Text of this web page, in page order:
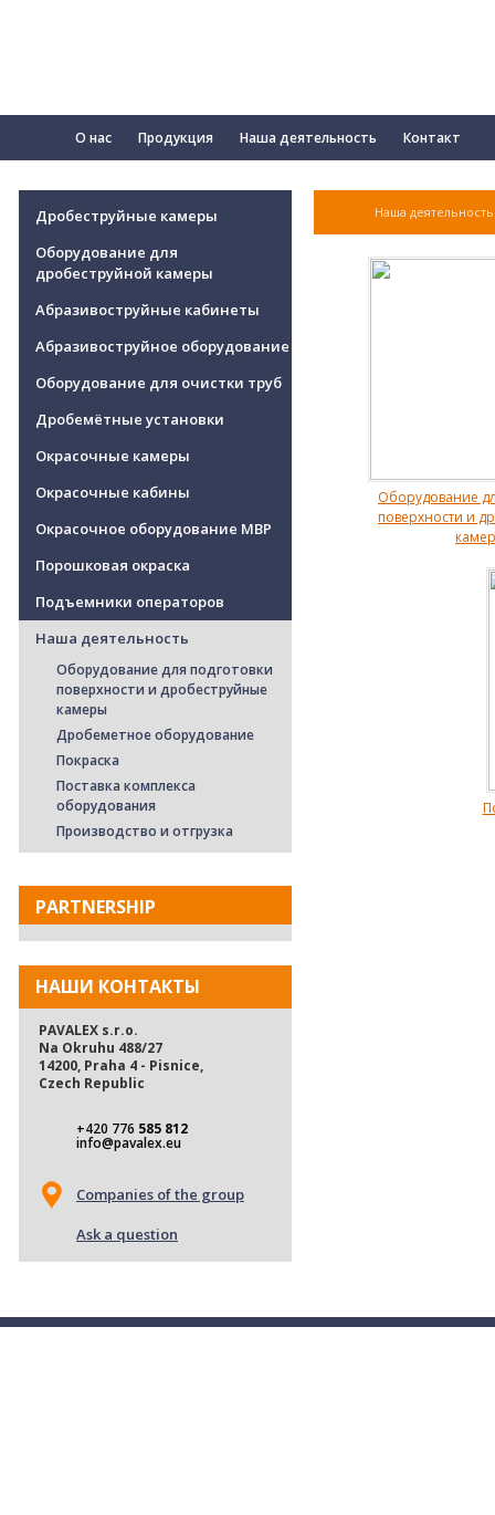
О нас Продукция Наша деятельность Контакт
Дробеструйные камеры
Оборудование для
дробеструйной камеры
Абразивоструйные кабинеты
Абразивоструйное оборудование
Оборудование для очистки труб
Дробемётные установки
Окрасочные камеры
Окрасочные кабины
Окрасочное оборудование MBP
Порошковая окраска
Подъемники операторов
Наша деятельность
Оборудование для подготовки
поверхности и дробеструйные
камеры
Дробеметное оборудование
Покраска
Поставка комплекса
оборудования
Производство и отгрузка
PARTNERSHIP
НАШИ КОНТАКТЫ
PAVALEX s.r.o.
Na Okruhu 488/27
14200, Praha 4 - Pisnice,
Czech Republic
+420 776 585 812
info@pavalex.eu
Companies of the group
Ask a question
Наша деятельность
Оборудование
поверхности и